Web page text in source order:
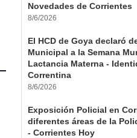
Novedades de Corrientes
8/6/2026
El HCD de Goya declaró
Municipal a la Semana
Lactancia Materna -
Correntina
8/6/2026
Exposición Policial en
diferentes áreas de la
- Corrientes Hoy